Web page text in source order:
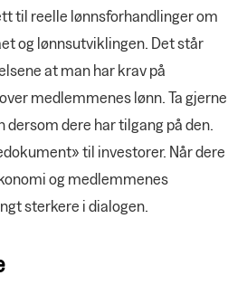
til reelle lønnsforhandlinger om
og lønnsutviklingen. Det står
at man har krav på
medlemmenes lønn. Ta gjerne
dere har tilgang på den.
til investorer. Når dere
og medlemmenes
sterkere i dialogen.